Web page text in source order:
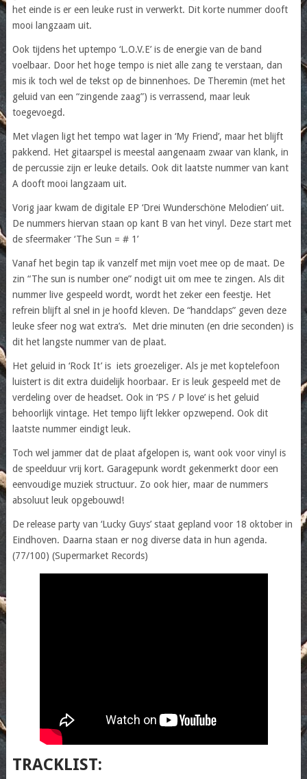
het einde is er een leuke rust in verwerkt. Dit korte nummer dooft
mooi langzaam uit.
Ook tijdens het uptempo ‘L.O.V.E’ is de energie van de band
voelbaar. Door het hoge tempo is niet alle zang te verstaan, dan
mis ik toch wel de tekst op de binnenhoes. De Theremin (met het
geluid van een “zingende zaag”) is verrassend, maar leuk
toegevoegd.
Met vlagen ligt het tempo wat lager in ‘My Friend’, maar het blijft
pakkend. Het gitaarspel is meestal aangenaam zwaar van klank, in
de percussie zijn er leuke details. Ook dit laatste nummer van kant
A dooft mooi langzaam uit.
Vorig jaar kwam de digitale EP ‘Drei Wunderschöne Melodien’ uit.
De nummers hiervan staan op kant B van het vinyl. Deze start met
de sfeermaker ‘The Sun = # 1’
Vanaf het begin tap ik vanzelf met mijn voet mee op de maat. De
zin “The sun is number one” nodigt uit om mee te zingen. Als dit
nummer live gespeeld wordt, wordt het zeker een feestje. Het
refrein blijft al snel in je hoofd kleven. De “handclaps” geven deze
leuke sfeer nog wat extra’s. Met drie minuten (en drie seconden) is
dit het langste nummer van de plaat.
Het geluid in ‘Rock It’ is iets groezeliger. Als je met koptelefoon
luistert is dit extra duidelijk hoorbaar. Er is leuk gespeeld met de
verdeling over de headset. Ook in ‘PS / P love’ is het geluid
behoorlijk vintage. Het tempo lijft lekker opzwepend. Ook dit
laatste nummer eindigt leuk.
Toch wel jammer dat de plaat afgelopen is, want ook voor vinyl is
de speelduur vrij kort. Garagepunk wordt gekenmerkt door een
eenvoudige muziek structuur. Zo ook hier, maar de nummers
absoluut leuk opgebouwd!
De release party van ‘Lucky Guys’ staat gepland voor 18 oktober in
Eindhoven. Daarna staan er nog diverse data in hun agenda.
(77/100) (Supermarket Records)
TRACKLIST: